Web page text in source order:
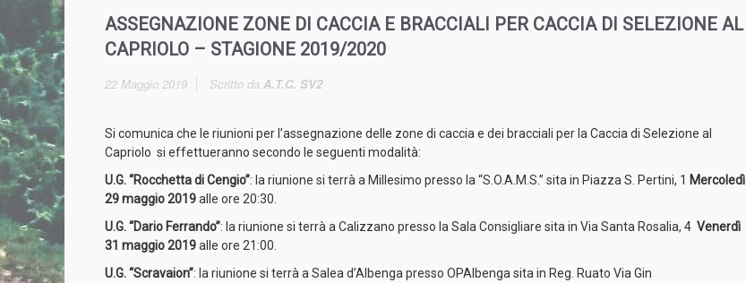
ASSEGNAZIONE ZONE DI CACCIA E BRACCIALI PER CACCIA DI SELEZIONE AL
CAPRIOLO – STAGIONE 2019/2020
22 Maggio 2019 Scritto da A.T.C. SV2
Si comunica che le riunioni per l’assegnazione delle zone di caccia e dei bracciali per la Caccia di Selezione al
Capriolo si effettueranno secondo le seguenti modalità:
U.G. “Rocchetta di Cengio”: la riunione si terrà a Millesimo presso la “S.O.A.M.S.” sita in Piazza S. Pertini, 1 Mercoledì
29 maggio 2019alle ore 20:30.
U.G. “Dario Ferrando”: la riunione si terrà a Calizzano presso la Sala Consigliare sita in Via Santa Rosalia, 4 Venerdì
31 maggio 2019alle ore 21:00.
U.G. “Scravaion”: la riunione si terrà a Salea d’Albenga presso OPAlbenga sita in Reg. Ruato Via Gin